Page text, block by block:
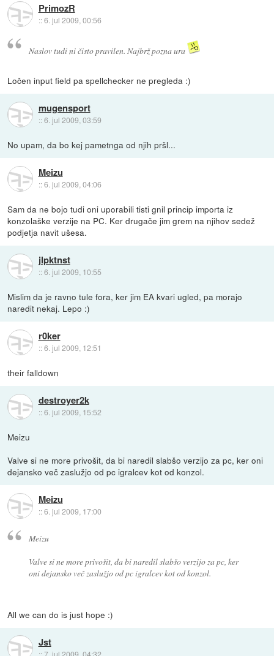
PrimozR
::6. jul 2009, 00:56
Naslov tudi ni čisto pravilen. Najbrž pozna ura
Ločen input field pa spellchecker ne pregleda :)
mugensport
::6. jul 2009, 03:59
No upam, da bo kej pametnga od njih pršl...
Meizu
::6. jul 2009, 04:06
Sam da ne bojo tudi oni uporabili tisti gnil princip importa iz
konzolaške verzije na PC. Ker drugače jim grem na njihov sedež
podjetja navit ušesa.
jlpktnst
::6. jul 2009, 10:55
Mislim da je ravno tule fora, ker jim EA kvari ugled, pa morajo
naredit nekaj. Lepo :)
r0ker
::6. jul 2009, 12:51
their falldown
destroyer2k
::6. jul 2009, 15:52
Meizu
Valve si ne more privošit, da bi naredil slabšo verzijo za pc, ker oni
dejansko več zaslužjo od pc igralcev kot od konzol.
Meizu
::6. jul 2009, 17:00
Meizu
Valve si ne more privošit, da bi naredil slabšo verzijo za pc, ker
oni dejansko več zaslužjo od pc igralcev kot od konzol.
All we can do is just hope :)
Jst